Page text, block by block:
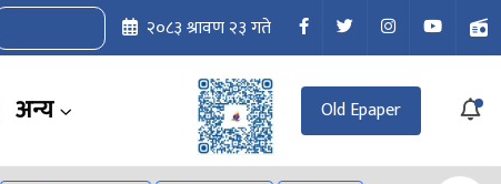
२०८३ श्रावण २३ गते
अन्य Old Epaper